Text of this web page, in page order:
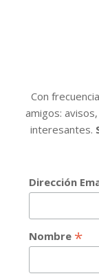
Con
amigos:
interesantes.
Dirección
Nombre *